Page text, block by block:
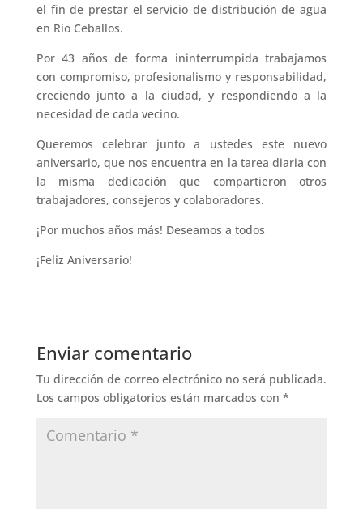
el fin de prestar el servicio de distribución de agua
en Río Ceballos.
Por 43 años de forma ininterrumpida trabajamos
con compromiso, profesionalismo y responsabilidad,
creciendo junto a la ciudad, y respondiendo a la
necesidad de cada vecino.
Queremos celebrar junto a ustedes este nuevo
aniversario, que nos encuentra en la tarea diaria con
la misma dedicación que compartieron otros
trabajadores, consejeros y colaboradores.
¡Por muchos años más! Deseamos a todos
¡Feliz Aniversario!
Enviar comentario
Tu dirección de correo electrónico no será publicada.
Los campos obligatorios están marcados con *